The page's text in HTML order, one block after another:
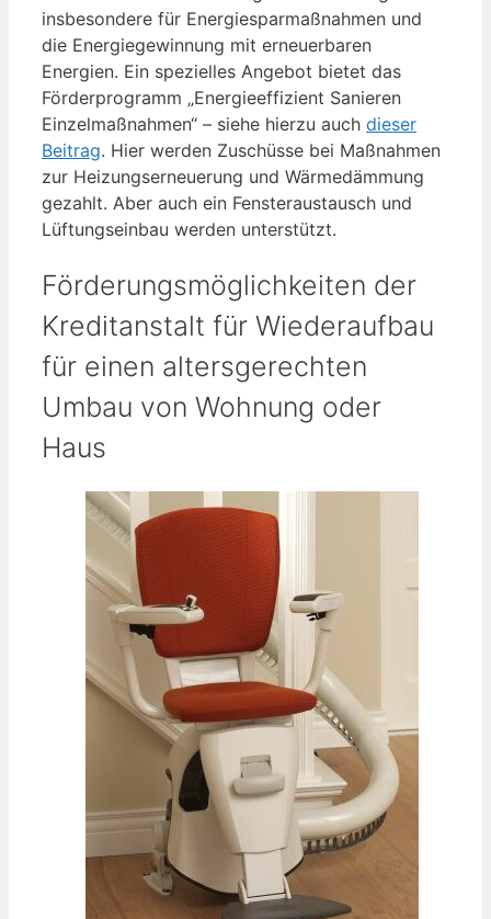
insbesondere für Energiesparmaßnahmen und
die Energiegewinnung mit erneuerbaren
Energien. Ein spezielles Angebot bietet das
Förderprogramm „Energieeffizient Sanieren
Einzelmaßnahmen“ – siehe hierzu auch dieser
Beitrag. Hier werden Zuschüsse bei Maßnahmen
zur Heizungserneuerung und Wärmedämmung
gezahlt. Aber auch ein Fensteraustausch und
Lüftungseinbau werden unterstützt.
Förderungsmöglichkeiten der
Kreditanstalt für Wiederaufbau
für einen altersgerechten
Umbau von Wohnung oder
Haus